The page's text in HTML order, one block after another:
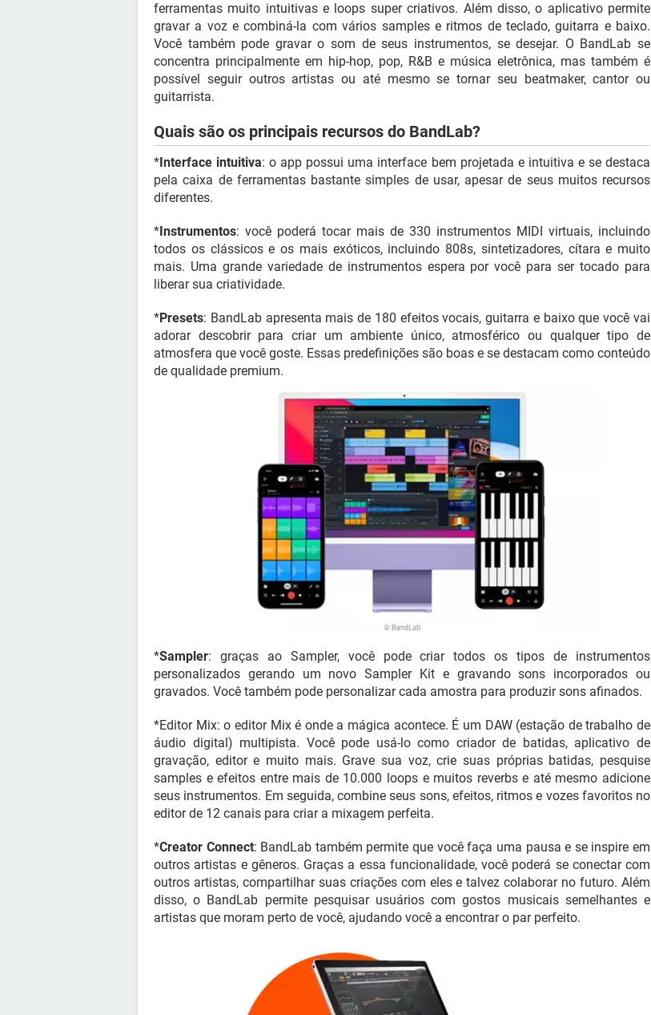
ferramentas muito intuitivas e loops super criativos. Além disso, o aplicativo permite
gravar a voz e combiná-la com vários samples e ritmos de teclado, guitarra e baixo.
Você também pode gravar o som de seus instrumentos, se desejar. O BandLab se
concentra principalmente em hip-hop, pop, R&B e música eletrônica, mas também é
possível seguir outros artistas ou até mesmo se tornar seu beatmaker, cantor ou
guitarrista.
Quais são os principais recursos do BandLab?
* Interface intuitiva: o app possui uma interface bem projetada e intuitiva e se destaca
pela caixa de ferramentas bastante simples de usar, apesar de seus muitos recursos
diferentes.
* Instrumentos: você poderá tocar mais de 330 instrumentos MIDI virtuais, incluindo
todos os clássicos e os mais exóticos, incluindo 808s, sintetizadores, cítara e muito
mais. Uma grande variedade de instrumentos espera por você para ser tocado para
liberar sua criatividade.
*Presets: BandLab apresenta mais de 180 efeitos vocais, guitarra e baixo que você vai
adorar descobrir para criar um ambiente único, atmosférico ou qualquer tipo de
atmosfera que você goste. Essas predefinições são boas e se destacam como conteúdo
de qualidade premium.
*Sampler: graças ao Sampler, você pode criar todos os tipos de instrumentos
personalizados gerando um novo Sampler Kit e gravando sons incorporados ou
gravados. Você também pode personalizar cada amostra para produzir sons afinados.
*Editor Mix: o editor Mix é onde a mágica acontece. É um DAW (estação de trabalho de
áudio digital) multipista. Você pode usá-lo como criador de batidas, aplicativo de
gravação, editor e muito mais. Grave sua voz, crie suas próprias batidas, pesquise
samples e efeitos entre mais de 10.000 loops e muitos reverbs e até mesmo adicione
seus instrumentos. Em seguida, combine seus sons, efeitos, ritmos e vozes favoritos no
editor de 12 canais para criar a mixagem perfeita.
*Creator Connect: BandLab também permite que você faça uma pausa e se inspire em
outros artistas e gêneros. Graças a essa funcionalidade, você poderá se conectar com
outros artistas, compartilhar suas criações com eles e talvez colaborar no futuro. Além
disso, o BandLab permite pesquisar usuários com gostos musicais semelhantes e
artistas que moram perto de você, ajudando você a encontrar o par perfeito.